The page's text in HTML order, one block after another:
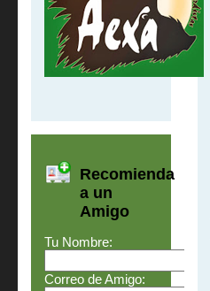
Recomienda
a un
Amigo
Tu Nombre:
Correo de Amigo: